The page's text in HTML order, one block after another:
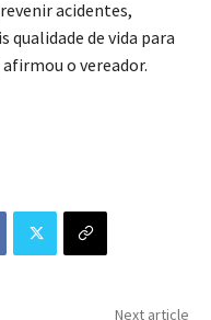
acidentes,
de vida para
o vereador.
Next article